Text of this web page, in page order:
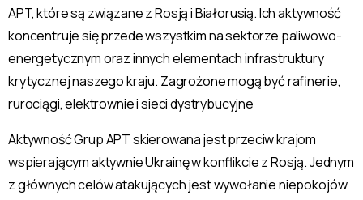
APT, które są związane z Rosją i Białorusią. Ich aktywność
koncentruje się przede wszystkim na sektorze paliwowo-
energetycznym oraz innych elementach infrastruktury
krytycznej naszego kraju. Zagrożone mogą być rafinerie,
rurociągi, elektrownie i sieci dystrybucyjne
Aktywność Grup APT skierowana jest przeciw krajom
wspierającym aktywnie Ukrainę w konflikcie z Rosją. Jednym
z głównych celów atakujących jest wywołanie niepokojów